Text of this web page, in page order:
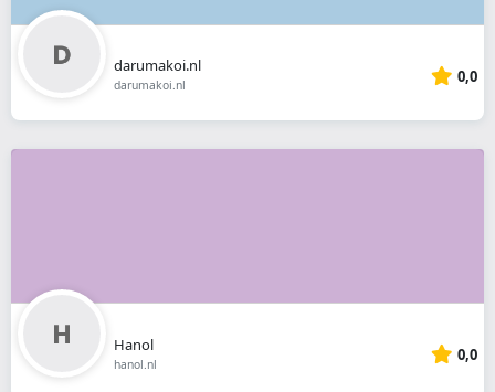
darumakoi.nl
darumakoi.nl 0,0
Hanol
hanol.nl 0,0